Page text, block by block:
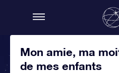
Mon amie, ma
de mes enfants